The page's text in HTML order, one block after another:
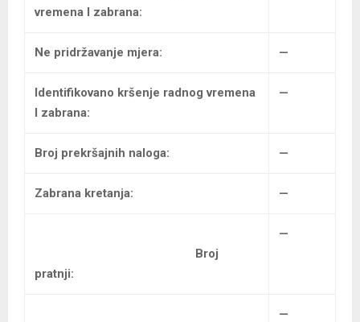
vremena I zabrana:
Ne pridržavanje mjera: —
Identifikovano kršenje radnog vremena
I zabrana:
—
Broj prekršajnih naloga: —
Zabrana kretanja: —
Broj
pratnji:
—
—